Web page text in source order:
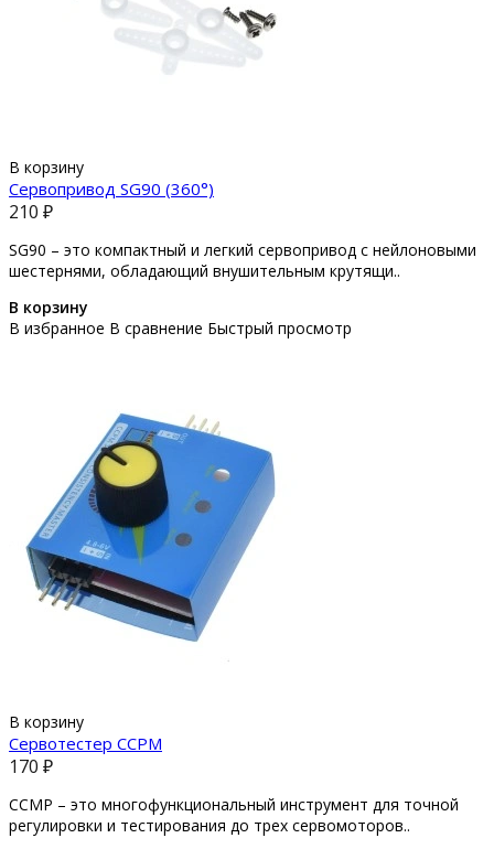
В корзину
Сервопривод SG90 (360°)
210 ₽
SG90 – это компактный и легкий сервопривод с нейлоновыми
шестернями, обладающий внушительным крутящи..
В корзину
В избранное В сравнение Быстрый просмотр
В корзину
Сервотестер CCPM
170 ₽
CСМР – это многофункциональный инструмент для точной
регулировки и тестирования до трех сервомоторов..